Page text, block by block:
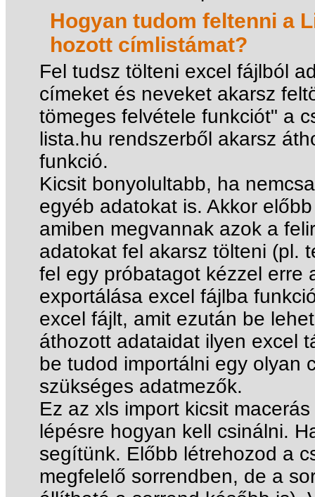
Hogyan tudom feltenni a
hozott címlistámat?
Fel tudsz tölteni excel fájlból
címeket és neveket akarsz
tömeges felvétele funkciót" a
lista.hu rendszerből akarsz
funkció.
Kicsit bonyolultabb, ha
egyéb adatokat is. Akkor
amiben megvannak azok a
adatokat fel akarsz tölteni (pl.
fel egy próbatagot kézzel erre
exportálása excel fájlba
excel fájlt, amit ezután be
áthozott adataidat ilyen excel
be tudod importálni egy olyan
szükséges adatmezők.
Ez az xls import kicsit
lépésre hogyan kell csinálni.
segítünk. Előbb létrehozod a
megfelelő sorrendben, de a